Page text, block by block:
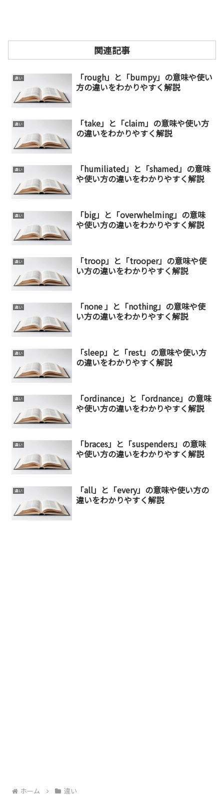
関連記事
違い
「rough」と「bumpy」の意味や使い
方の違いをわかりやすく解説
違い
「take」と「claim」の意味や使い方
の違いをわかりやすく解説
違い
「humiliated」と「shamed」の意味
や使い方の違いをわかりやすく解説
違い
「big」と「overwhelming」の意味
や使い方の違いをわかりやすく解説
違い
「troop」と「trooper」の意味や使
い方の違いをわかりやすく解説
違い
「none 」と「nothing」の意味や使
い方の違いをわかりやすく解説
違い
「sleep」と「rest」の意味や使い方
の違いをわかりやすく解説
違い
「ordinance」と「ordnance」の意味
や使い方の違いをわかりやすく解説
違い
「braces」と「suspenders」の意味
や使い方の違いをわかりやすく解説
違い
「all」と「every」の意味や使い方の
違いをわかりやすく解説
ホーム 違い